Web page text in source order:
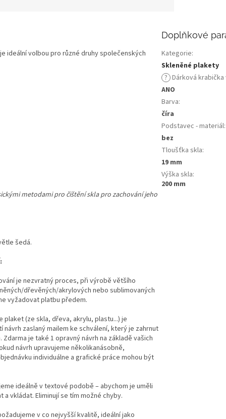
ideální volbou pro různé druhy společenských
metodami pro čištění skla pro zachování jeho
šedá.
je nezvratný proces, při výrobě většího
dřevěných/akrylových nebo sublimovaných
vyžadovat platbu předem.
plaket (ze skla, dřeva, akrylu, plastu...) je
návrh zaslaný mailem ke schválení, který je zahrnut
je také 1 opravný návrh na základě vašich
návrh upravujeme několikanásobně,
individuálne a grafické práce mohou být
ideálně v textové podobě – abychom je uměli
a vkládat. Eliminují se tím možné chyby.
v co nejvyšší kvalitě, ideální jako
Doplňkové
Kategorie:
Skleněné plakety
? Dárková
ANO
Barva:
číra
Podstavec - materiál:
bez
Tloušťka skla:
19 mm
Výška skla:
200 mm